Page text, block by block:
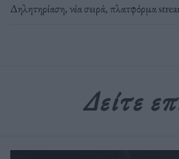
Δηλητηρίαση,νέα σειρά,πλατφόρμα
Δείτε